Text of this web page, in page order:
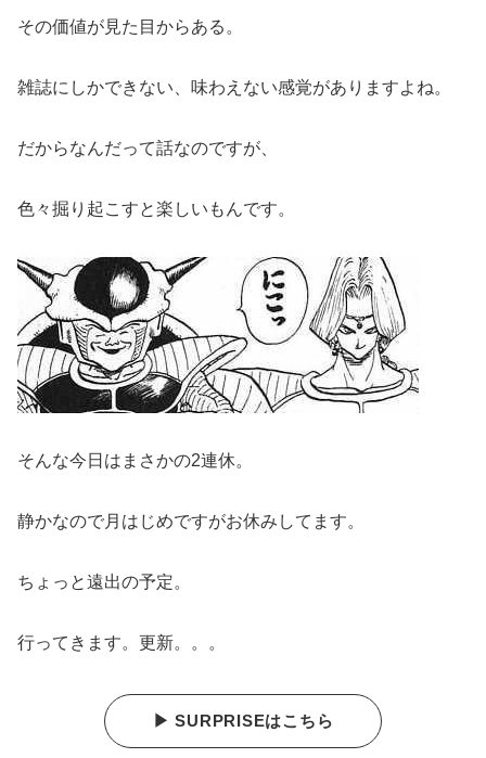
その価値が見た目からある。
雑誌にしかできない、味わえない感覚がありますよね。
だからなんだって話なのですが、
色々掘り起こすと楽しいもんです。
そんな今日はまさかの2連休。
静かなので月はじめですがお休みしてます。
ちょっと遠出の予定。
行ってきます。更新。。。
▶ SURPRISEはこちら